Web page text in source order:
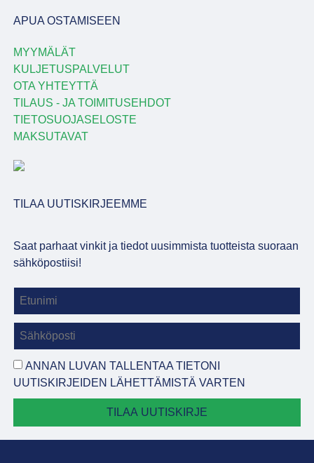
APUA OSTAMISEEN
MYYMÄLÄT
KULJETUSPALVELUT
OTA YHTEYTTÄ
TILAUS - JA TOIMITUSEHDOT
TIETOSUOJASELOSTE
MAKSUTAVAT
TILAA UUTISKIRJEEMME
Saat parhaat vinkit ja tiedot uusimmista tuotteista suoraan
sähköpostiisi!
ANNAN LUVAN TALLENTAA TIETONI
UUTISKIRJEIDEN LÄHETTÄMISTÄ VARTEN
TILAA UUTISKIRJE